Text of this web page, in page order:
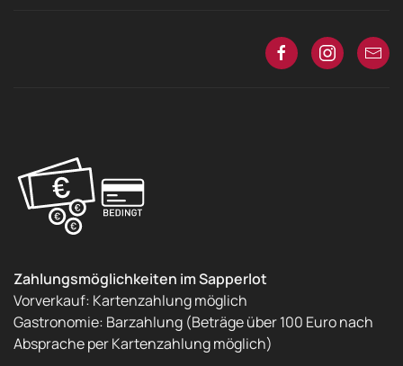
Zahlungsmöglichkeiten im Sapperlot
Vorverkauf: Kartenzahlung möglich
Gastronomie: Barzahlung (Beträge über 100 Euro nach
Absprache per Kartenzahlung möglich)